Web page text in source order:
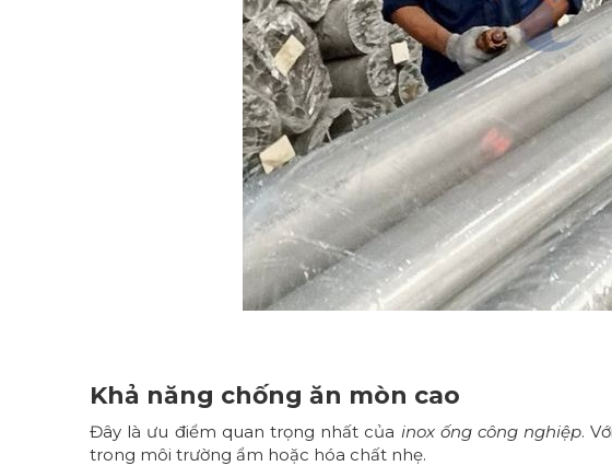
Khả năng chống ăn mòn cao
Đây là ưu điểm quan trọng nhất của inox ống công nghiệp.
trong môi trường ẩm hoặc hóa chất nhẹ.